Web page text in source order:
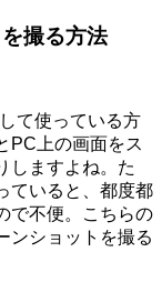
撮る方法
て使っている方
PC上の画面をス
しますよね。た
ていると、都度都
で不便。こちらの
ンショットを撮る